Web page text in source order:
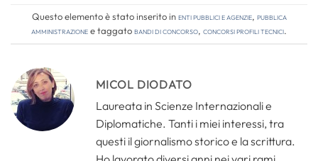
Questo elemento è stato inserito inEnti pubblici e agenzie, Pubblica
amministrazionee taggatobandi di concorso, concorsi profili tecnici.
MICOL DIODATO
Laureata in Scienze Internazionali e
Diplomatiche. Tanti i miei interessi, tra
questi il giornalismo storico e la scrittura.